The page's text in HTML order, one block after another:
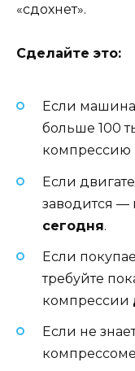
«сдохнет».
Сделайте это:
Если
больше 100
компрессию
Если
заводится —
сегодня.
Если
требуйте
компрессии
Если не